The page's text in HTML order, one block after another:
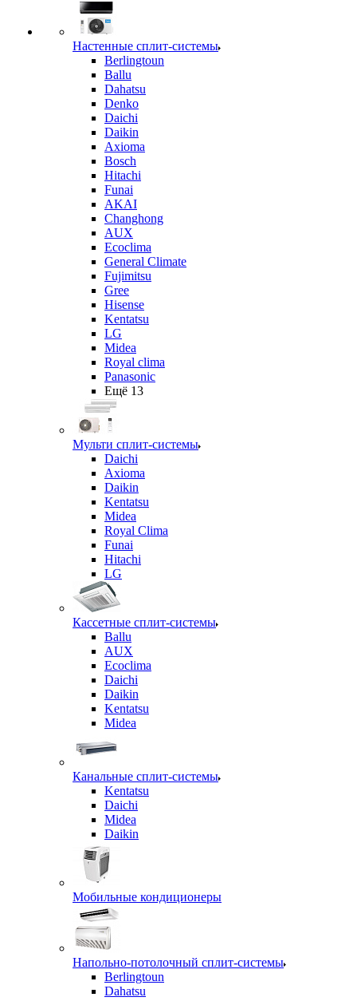
Настенные сплит-системы
Berlingtoun
Ballu
Dahatsu
Denko
Daichi
Daikin
Axioma
Bosch
Hitachi
Funai
AKAI
Changhong
AUX
Ecoclima
General Climate
Fujimitsu
Gree
Hisense
Kentatsu
LG
Midea
Royal clima
Panasonic
Ещё 13
Мульти сплит-системы
Daichi
Axioma
Daikin
Kentatsu
Midea
Royal Clima
Funai
Hitachi
LG
Кассетные сплит-системы
Ballu
AUX
Ecoclima
Daichi
Daikin
Kentatsu
Midea
Канальные сплит-системы
Kentatsu
Daichi
Midea
Daikin
Мобильные кондиционеры
Напольно-потолочный сплит-системы
Berlingtoun
Dahatsu